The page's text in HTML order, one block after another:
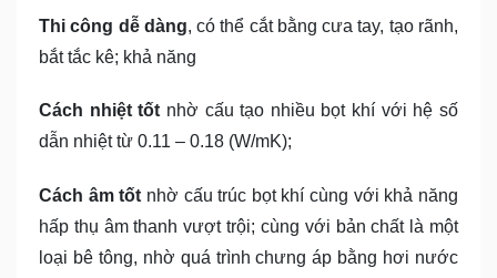
Thi công dễ dàng, có thể cắt bằng cưa tay, tạo rãnh,
bắt tắc kê; khả năng
Cách nhiệt tốtnhờ cấu tạo nhiều bọt khí với hệ số
dẫn nhiệt từ 0.11 – 0.18 (W/mK);
Cách âm tốt nhờ cấu trúc bọt khí cùng với khả năng
hấp thụ âm thanh vượt trội; cùng với bản chất là một
loại bê tông, nhờ quá trình chưng áp bằng hơi nước